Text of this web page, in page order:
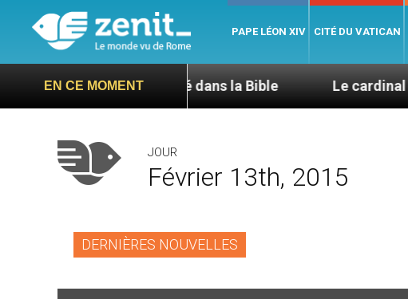
PAPE LÉON XIV CITÉ DU VATICAN
EN CE MOMENT
L’hospitalité dans la Bible Le cardinal Aveline
JOUR
Février 13th, 2015
DERNIÈRES NOUVELLES